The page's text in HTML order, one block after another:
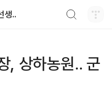
생..
, 상하농원.. 군